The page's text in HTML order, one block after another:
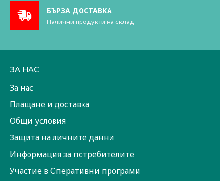
БЪРЗА ДОСТАВКА
Налични продукти на склад
ЗА НАС
За нас
Плащане и доставка
Общи условия
Защита на личните данни
Информация за потребителите
Участие в Оперативни програми